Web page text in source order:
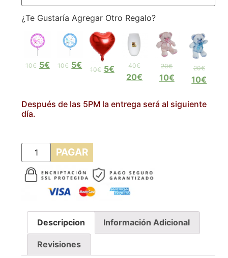
¿Te Gustaría Agregar Otro Regalo?
10€ 5€ 10€ 5€ 10€ 5€ 40€
20€
20€
10€
20€
10€
Después de las 5PM la entrega será al siguiente
día.
PAGAR
Descripcion Información Adicional
Revisiones